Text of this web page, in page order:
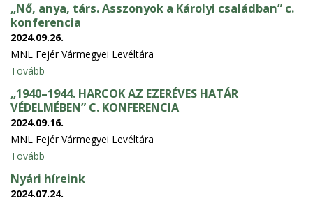
„Nő, anya, társ. Asszonyok a Károlyi családban” c.
konferencia
2024.09.26.
MNL Fejér Vármegyei Levéltára
Tovább
„1940–1944. HARCOK AZ EZERÉVES HATÁR
VÉDELMÉBEN” C. KONFERENCIA
2024.09.16.
MNL Fejér Vármegyei Levéltára
Tovább
Nyári híreink
2024.07.24.